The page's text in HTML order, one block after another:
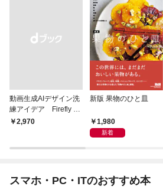
動画生成AIデザイン洗
練アイデア Firefly &
Veo， Kling， etc.
￥2,970
新版 果物のひと皿
1,980
新着
スマホ・PC・ITのおすすめ本